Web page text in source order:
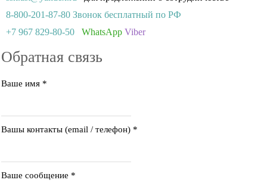
8-800-201-87-80 Звонок бесплатный по РФ
+7 967 829-80-50
WhatsApp Viber
Обратная связь
Ваше имя *
Вашы контакты (email / телефон) *
Ваше сообщение *